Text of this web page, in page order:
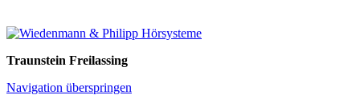
Traunstein Freilassing
Navigation überspringen